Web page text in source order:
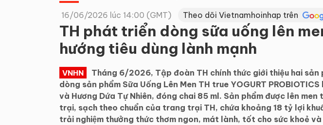
16/06/2026 lúc 14:00 (GMT) Theo dõi Vietnamhoinhap trên
TH phát triển dòng sữa uống lên
hướng tiêu dùng lành mạnh
VNHN
Tháng 6/2026, Tập đoàn TH chính thức giới thiệu hai sản
dòng sản phẩm Sữa Uống Lên Men TH true YOGURT
và Hương Dứa Tự Nhiên, đóng chai 85 ml. Sản phẩm được lên
trại, sạch theo chuẩn của trang trại TH, chứa khoảng 18 tỷ lợi
trải nghiệm thưởng thức thơm ngon, mát lành, tốt cho sức khoẻ